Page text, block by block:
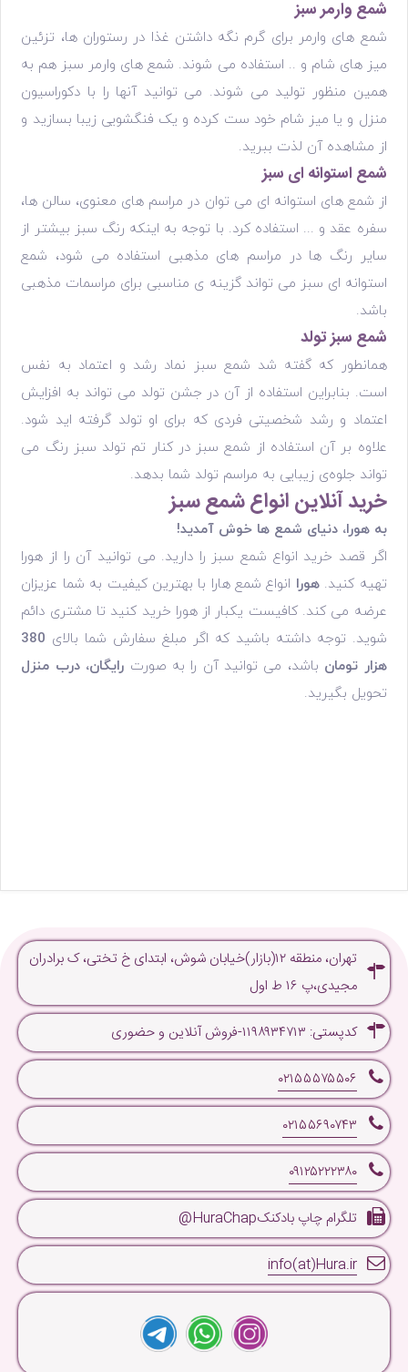
شمع وارمر سبز
شمع های وارمر برای گرم نگه داشتن غذا در رستوران ها، تزئین
میز های شام و .. استفاده می شوند. شمع های وارمر سبز هم به
همین منظور تولید می شوند. می توانید آنها را با دکوراسیون
منزل و یا میز شام خود ست کرده و یک فنگشویی زیبا بسازید و
از مشاهده آن لذت ببرید.
شمع استوانه ای سبز
از شمع های استوانه ای می توان در مراسم های معنوی، سالن ها،
سفره عقد و ... استفاده کرد. با توجه به اینکه رنگ سبز بیشتر از
سایر رنگ ها در مراسم های مذهبی استفاده می شود، شمع
استوانه ای سبز می تواند گزینه ی مناسبی برای مراسمات مذهبی
باشد.
شمع سبز تولد
همانطور که گفته شد شمع سبز نماد رشد و اعتماد به نفس
است. بنابراین استفاده از آن در جشن تولد می تواند به افزایش
اعتماد و رشد شخصیتی فردی که برای او تولد گرفته اید شود.
علاوه بر آن استفاده از شمع سبز در کنار تم تولد سبز رنگ می
تواند جلوه‌ی زیبایی به مراسم تولد شما بدهد.
خرید آنلاین انواع شمع سبز
به هورا، دنیای شمع ها خوش آمدید!
اگر قصد خرید انواع شمع سبز را دارید. می توانید آن را از هورا
تهیه کنید.هورا انواع شمع هارا با بهترین کیفیت به شما عزیزان
عرضه می کند. کافیست یکبار از هورا خرید کنید تا مشتری دائم
شوید. توجه داشته باشید که اگر مبلغ سفارش شما بالای 380
هزار تومان باشد، می توانید آن را به صورت رایگان، درب منزل
تحویل بگیرید.
تهران، منطقه ۱۲(بازار)خیابان شوش، ابتدای خ تختی، ک برادران
مجیدی،پ ۱۶ ط اول
کدپستی: ۱۱۹۸۹۳۴۷۱۳-فروش آنلاین و حضوری
۰۲۱۵۵۵۷۵۵۰۶
۰۲۱۵۵۶۹۰۷۴۳
۰۹۱۲۵۲۲۲۳۸۰
تلگرام چاپ بادکنکHuraChap@
info(at)Hura.ir